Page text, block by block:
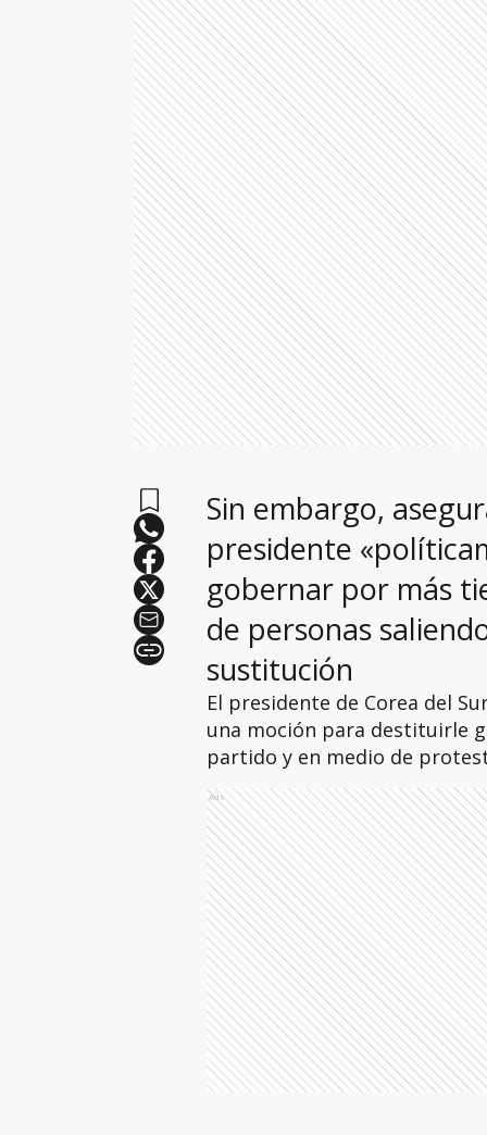
Sin embargo,
presidente
gobernar por más
de personas
sustitución
El presidente de Corea del
una moción para destituirle
partido y en medio de
Ads